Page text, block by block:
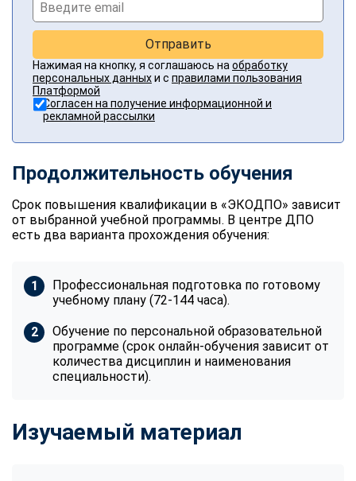
Отправить
Нажимая на кнопку, я соглашаюсь на обработку
персональных данныхи с правилами пользования
Платформой
Согласен на получение информационной и
рекламной рассылки
Продолжительность обучения
Срок повышения квалификации в «ЭКОДПО» зависит
от выбранной учебной программы. В центре ДПО
есть два варианта прохождения обучения:
Профессиональная подготовка по готовому
учебному плану (72-144 часа).
Обучение по персональной образовательной
программе (срок онлайн-обучения зависит от
количества дисциплин и наименования
специальности).
Изучаемый материал